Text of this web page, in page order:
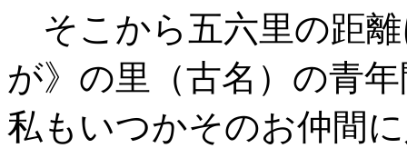
そこから五六里の距
が》の里（古名）の青
私もいつかそのお仲間